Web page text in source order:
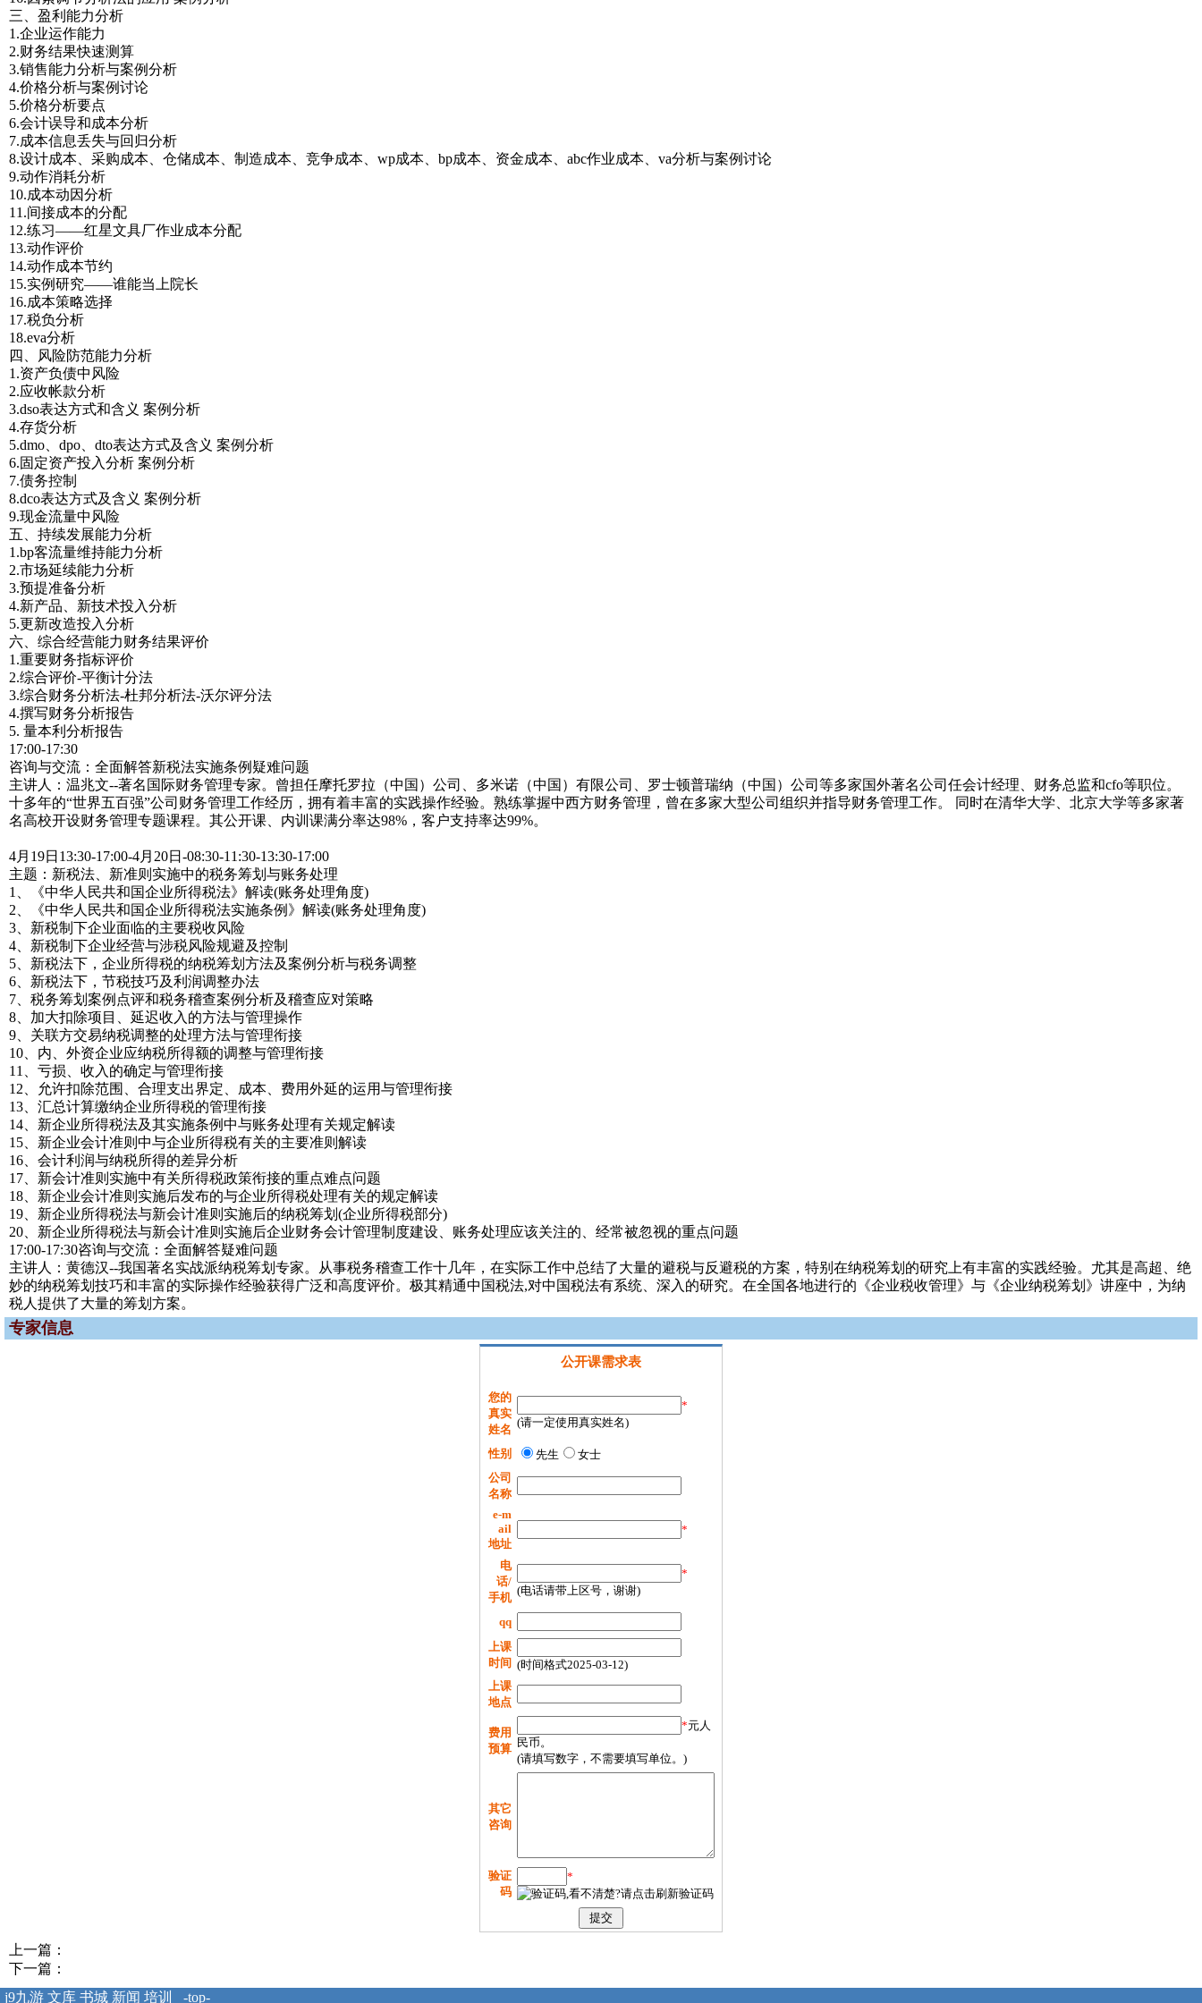
三、盈利能力分析
1.企业运作能力
2.财务结果快速测算
3.销售能力分析与案例分析
4.价格分析与案例讨论
5.价格分析要点
6.会计误导和成本分析
7.成本信息丢失与回归分析
8.设计成本、采购成本、仓储成本、制造成本、竞争成本、wp成本、bp成本、资金成本、abc作业成本、va分析与案例讨论
9.动作消耗分析
10.成本动因分析
11.间接成本的分配
12.练习——红星文具厂作业成本分配
13.动作评价
14.动作成本节约
15.实例研究——谁能当上院长
16.成本策略选择
17.税负分析
18.eva分析
四、风险防范能力分析
1.资产负债中风险
2.应收帐款分析
3.dso表达方式和含义 案例分析
4.存货分析
5.dmo、dpo、dto表达方式及含义 案例分析
6.固定资产投入分析 案例分析
7.债务控制
8.dco表达方式及含义 案例分析
9.现金流量中风险
五、持续发展能力分析
1.bp客流量维持能力分析
2.市场延续能力分析
3.预提准备分析
4.新产品、新技术投入分析
5.更新改造投入分析
六、综合经营能力财务结果评价
1.重要财务指标评价
2.综合评价-平衡计分法
3.综合财务分析法-杜邦分析法-沃尔评分法
4.撰写财务分析报告
5. 量本利分析报告
17:00-17:30
咨询与交流：全面解答新税法实施条例疑难问题
主讲人：温兆文--著名国际财务管理专家。曾担任摩托罗拉（中国）公司、多米诺（中国）有限公司、罗士顿普瑞纳（中国）公司等多家国外著名公司任会计经理、财务总监和cfo等职位。
十多年的“世界五百强”公司财务管理工作经历，拥有着丰富的实践操作经验。熟练掌握中西方财务管理，曾在多家大型公司组织并指导财务管理工作。 同时在清华大学、北京大学等多家著
名高校开设财务管理专题课程。其公开课、内训课满分率达98%，客户支持率达99%。
4月19日13:30-17:00-4月20日-08:30-11:30-13:30-17:00
主题：新税法、新准则实施中的税务筹划与账务处理
1、《中华人民共和国企业所得税法》解读(账务处理角度)
2、《中华人民共和国企业所得税法实施条例》解读(账务处理角度)
3、新税制下企业面临的主要税收风险
4、新税制下企业经营与涉税风险规避及控制
5、新税法下，企业所得税的纳税筹划方法及案例分析与税务调整
6、新税法下，节税技巧及利润调整办法
7、税务筹划案例点评和税务稽查案例分析及稽查应对策略
8、加大扣除项目、延迟收入的方法与管理操作
9、关联方交易纳税调整的处理方法与管理衔接
10、内、外资企业应纳税所得额的调整与管理衔接
11、亏损、收入的确定与管理衔接
12、允许扣除范围、合理支出界定、成本、费用外延的运用与管理衔接
13、汇总计算缴纳企业所得税的管理衔接
14、新企业所得税法及其实施条例中与账务处理有关规定解读
15、新企业会计准则中与企业所得税有关的主要准则解读
16、会计利润与纳税所得的差异分析
17、新会计准则实施中有关所得税政策衔接的重点难点问题
18、新企业会计准则实施后发布的与企业所得税处理有关的规定解读
19、新企业所得税法与新会计准则实施后的纳税筹划(企业所得税部分)
20、新企业所得税法与新会计准则实施后企业财务会计管理制度建设、账务处理应该关注的、经常被忽视的重点问题
17:00-17:30咨询与交流：全面解答疑难问题
主讲人：黄德汉--我国著名实战派纳税筹划专家。从事税务稽查工作十几年，在实际工作中总结了大量的避税与反避税的方案，特别在纳税筹划的研究上有丰富的实践经验。尤其是高超、绝
妙的纳税筹划技巧和丰富的实际操作经验获得广泛和高度评价。极其精通中国税法,对中国税法有系统、深入的研究。在全国各地进行的《企业税收管理》与《企业纳税筹划》讲座中，为纳
税人提供了大量的筹划方案。
专家信息
公开课需求表
您的
真实
姓名
*
(请一定使用真实姓名)
性别 先生
女士
公司
名称
e-m
ail
地址
*
电
话/
手机
*
(电话请带上区号，谢谢)
qq
上课
时间 (时间格式2025-03-12)
上课
地点
费用
预算
*元人
民币。
(请填写数字，不需要填写单位。)
其它
咨询
验证
码
*
上一篇：
下一篇：
j9九游 文库 书城 新闻 培训 -top-